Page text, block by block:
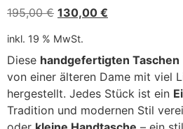
195,00€ 130,00 €
inkl. 19 % MwSt.
Diese handgefertigten Taschen
von einer älteren Dame mit viel
hergestellt. Jedes Stück ist ein
Tradition und modernen Stil